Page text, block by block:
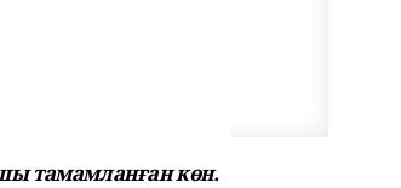
тамамланған көн.